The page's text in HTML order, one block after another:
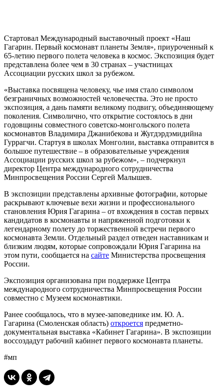
Стартовал Международный выставочный проект «Наш
Гагарин. Первый космонавт планеты Земля», приуроченный к
65-летию первого полета человека в космос. Экспозиция будет
представлена более чем в 30 странах – участницах
Ассоциации русских школ за рубежом.
«Выставка посвящена человеку, чье имя стало символом
безграничных возможностей человечества. Это не просто
экспозиция, а дань памяти великому подвигу, объединяющему
поколения. Символично, что открытие состоялось в дни
годовщины совместного советско-монгольского полета
космонавтов Владимира Джанибекова и Жугдэрдэмидийна
Гуррагчи. Стартуя в школах Монголии, выставка отправится в
большое путешествие – в образовательные учреждения
Ассоциации русских школ за рубежом», – подчеркнул
директор Центра международного сотрудничества
Минпросвещения России Сергей Малышев.
В экспозиции представлены архивные фотографии, которые
раскрывают ключевые вехи жизни и профессионального
становления Юрия Гагарина – от вхождения в состав первых
кандидатов в космонавты и напряженной подготовки к
легендарному полету до торжественной встречи первого
космонавта Земли. Отдельный раздел отведен наставникам и
близким людям, которые сопровождали Юрия Гагарина на
этом пути, сообщается на сайте Министерства просвещения
России.
Экспозиция организована при поддержке Центра
международного сотрудничества Минпросвещения России
совместно с Музеем космонавтики.
Ранее сообщалось, что в музее-заповеднике им. Ю. А.
Гагарина (Смоленская область) откроется предметно-
документальная выставка «Кабинет Гагарина». В экспозиции
воссоздадут рабочий кабинет первого космонавта планеты.
#мп